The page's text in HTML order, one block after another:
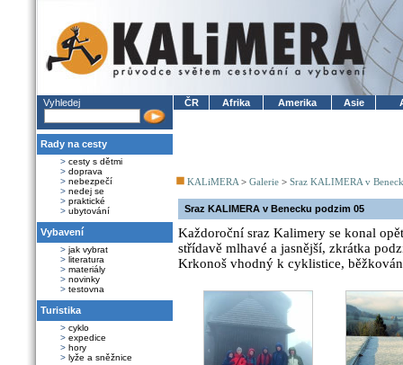
Vyhledej
Rady na cesty
> cesty s dětmi
> doprava
> nebezpečí
> nedej se
> praktické
> ubytování
Vybavení
> jak vybrat
> literatura
> materiály
> novinky
> testovna
Turistika
> cyklo
> expedice
> hory
> lyže a sněžnice
ČR Afrika Amerika Asie
KALiMERA > Galerie > Sraz KALIMERA v
Sraz KALIMERA v Benecku podzim 05
Každoroční sraz Kalimery se konal
střídavě mlhavé a jasnější, zkrátka
Krkonoš vhodný k cyklistice,